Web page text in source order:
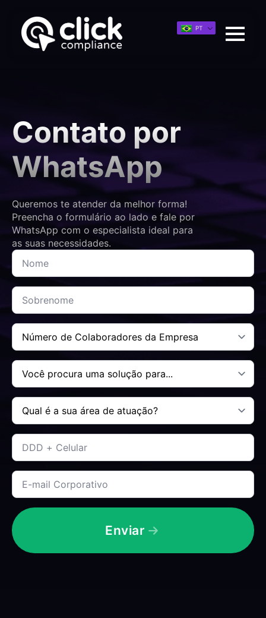
PT
Contato por
WhatsApp
Queremos te atender da melhor forma!
Preencha o formulário ao lado e fale por
WhatsApp com o especialista ideal para
as suas necessidades.
Nome
Sobrenome
Número
Colaboradores
Empresa
Você
procura
uma
para....
Qual
a
área
atuação?
*
Telefone
E-
mail
corporativo
Enviar